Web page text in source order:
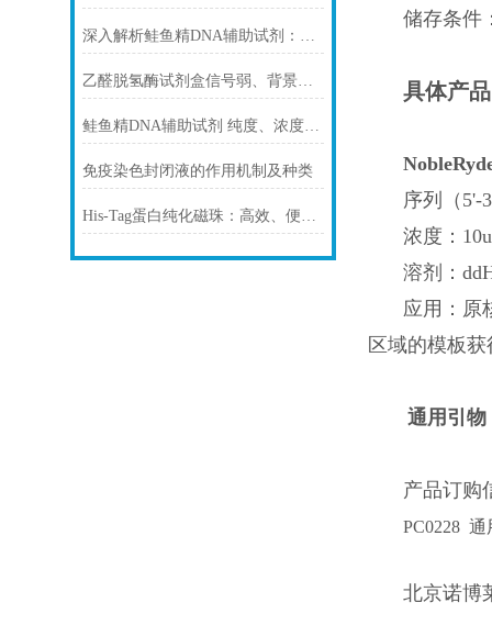
深入解析鲑鱼精DNA辅助试剂：原理、特性与规范操作
乙醛脱氢酶试剂盒信号弱、背景高、重复性差怎么办？
鲑鱼精DNA辅助试剂 纯度、浓度与稳定性对实验结果的影响
免疫染色封闭液的作用机制及种类
His-Tag蛋白纯化磁珠：高效、便捷的蛋白纯化解决方案
储存条件
具体产
序列（5'-
浓度：
溶剂：
应用：原
区域的模板
通用引
产品订购
PC0228 通
北京诺博